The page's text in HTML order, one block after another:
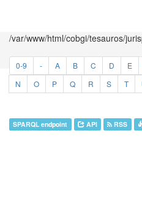
/var/www/html/cobgi/tesauros/
0-9 - A B C D E
N
O P Q R S T
SPARQL endpoint API RSS